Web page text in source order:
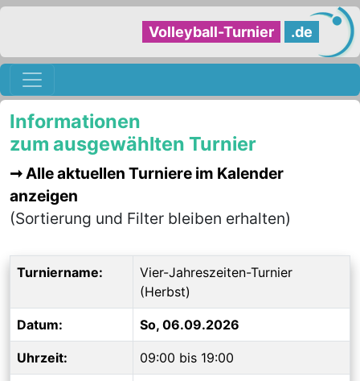
Volleyball-Turnier .de
Informationen
zum ausgewählten Turnier
Alle aktuellen Turniere im Kalender
anzeigen
(Sortierung und Filter bleiben erhalten)
Turniername:
Vier-Jahreszeiten-Turnier
(Herbst)
Datum: So, 06.09.2026
Uhrzeit: 09:00 bis 19:00